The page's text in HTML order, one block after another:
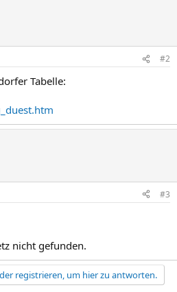
#2
Tabelle:
#3
nicht gefunden.
registrieren, um hier zu antworten.